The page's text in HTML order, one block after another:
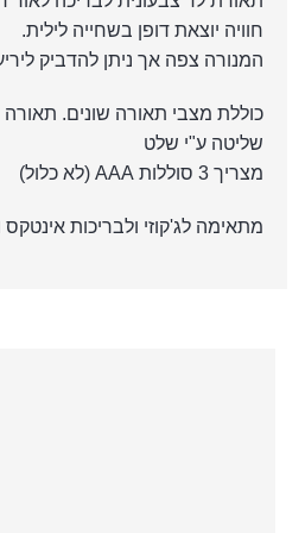
חוויה יוצאת דופן בשחייה לילית.
המנורה צפה אך ניתן להדביק
כוללת מצבי תאורה שונים.
שליטה ע"י שלט
מצריך 3 סוללות AAA (לא כלול)
מתאימה לג'קוזי ולבריכות אינטקס